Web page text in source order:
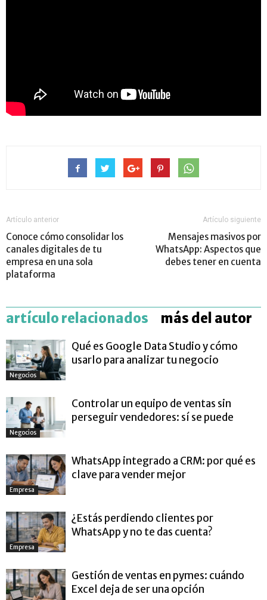
Artículo anterior
Conoce cómo consolidar los
canales digitales de tu
empresa en una sola
plataforma
Artículo siguiente
Mensajes masivos por
WhatsApp: Aspectos que
debes tener en cuenta
artículo relacionados más del autor
Negocios
Qué es Google Data Studio y cómo
usarlo para analizar tu negocio
Negocios
Controlar un equipo de ventas sin
perseguir vendedores: sí se puede
Empresa
WhatsApp integrado a CRM: por qué es
clave para vender mejor
Empresa
¿Estás perdiendo clientes por
WhatsApp y no te das cuenta?
Gestión de ventas en pymes: cuándo
Excel deja de ser una opción